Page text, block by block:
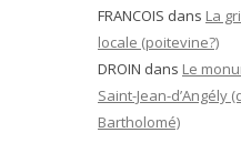
FRANCOIS dans La
locale (poitevine?)
DROIN dans Le
Saint-Jean-d’Angély
Bartholomé)